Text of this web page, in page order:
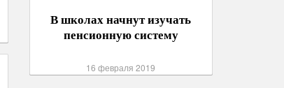
В школах начнут изучать
пенсионную систему
16 февраля 2019